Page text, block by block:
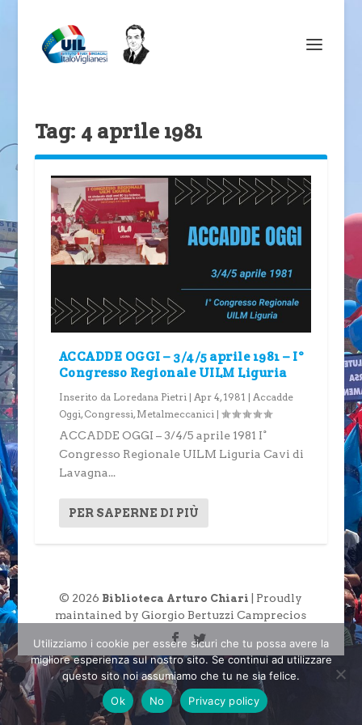
Tag: 4 aprile 1981
ACCADDE OGGI – 3/4/5 aprile 1981 – I°
Congresso Regionale UILM Liguria
Inserito da Loredana Pietri | Apr 4, 1981 | Accadde
Oggi, Congressi, Metalmeccanici |
ACCADDE OGGI – 3/4/5 aprile 1981 I°
Congresso Regionale UILM Liguria Cavi di
Lavagna...
PER SAPERNE DI PIÙ
© 2026 Biblioteca Arturo Chiari
| Proudly
maintained by Giorgio Bertuzzi Camprecios
Utilizziamo i cookie per essere sicuri che tu possa avere la
migliore esperienza sul nostro sito. Se continui ad utilizzare
questo sito noi assumiamo che tu ne sia felice.
Ok
No Privacy policy